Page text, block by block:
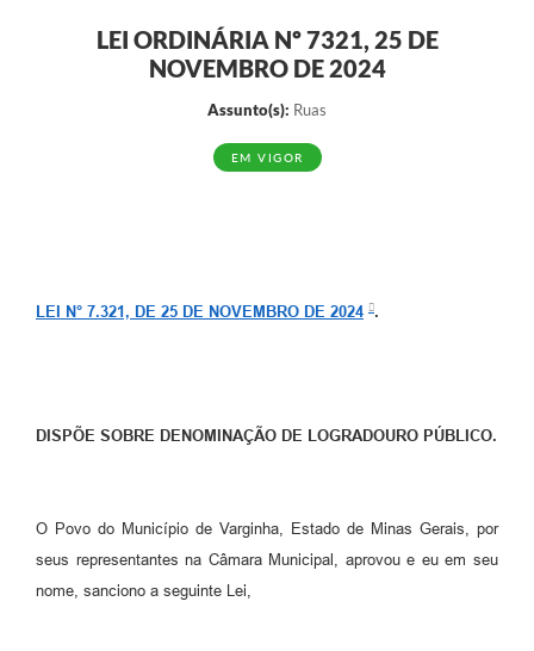
LEI ORDINÁRIA Nº 7321, 25 DE
NOVEMBRO DE 2024
Assunto(s): Ruas
EM VIGOR
LEI N° 7.321, DE 25 DE NOVEMBRO DE 2024 .
DISPÕE SOBRE DENOMINAÇÃO DE LOGRADOURO PÚBLICO.
O Povo do Município de Varginha, Estado de Minas Gerais, por
seus representantes na Câmara Municipal, aprovou e eu em seu
nome, sanciono a seguinte Lei,